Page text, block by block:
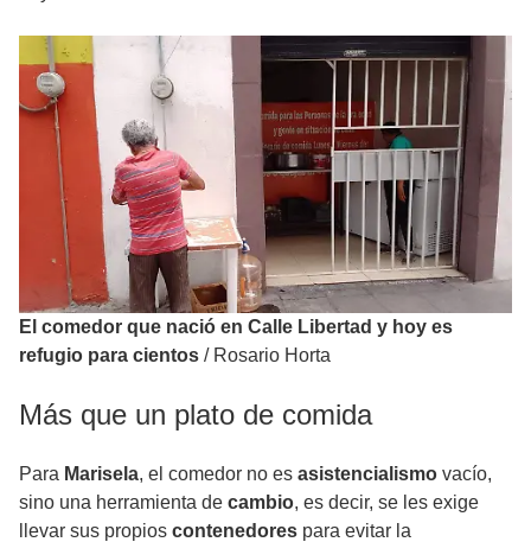
El comedor que nació en Calle Libertad y hoy es
refugio para cientos / Rosario Horta
Más que un plato de comida
Para Marisela, el comedor no es asistencialismo vacío,
sino una herramienta de cambio, es decir, se les exige
llevar sus propios contenedores para evitar la